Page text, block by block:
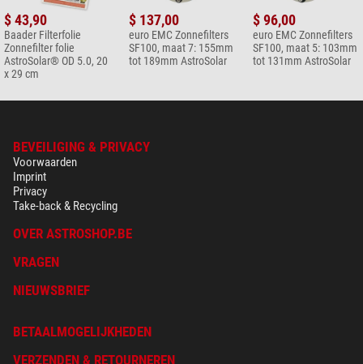
$ 43,90
Baader Filterfolie
Zonnefilter folie
AstroSolar® OD 5.0, 20
x 29 cm
$ 137,00
euro EMC Zonnefilters
SF100, maat 7: 155mm
tot 189mm AstroSolar
$ 96,00
euro EMC Zonnefilters
SF100, maat 5: 103mm
tot 131mm AstroSolar
BEVEILIGING & PRIVACY
Voorwaarden
Imprint
Privacy
Take-back & Recycling
OVER ASTROSHOP.BE
VRAGEN
NIEUWSBRIEF
BETAALMOGELIJKHEDEN
VERZENDEN & RETOURNEREN